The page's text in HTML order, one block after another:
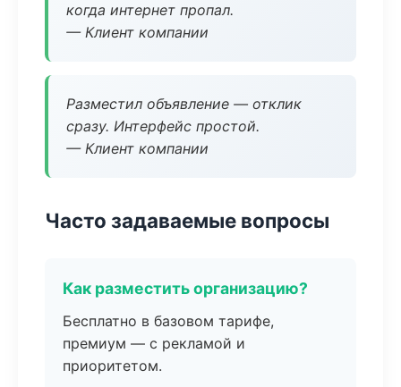
когда интернет пропал.
— Клиент компании
Разместил объявление — отклик
сразу. Интерфейс простой.
— Клиент компании
Часто задаваемые вопросы
Как разместить организацию?
Бесплатно в базовом тарифе,
премиум — с рекламой и
приоритетом.